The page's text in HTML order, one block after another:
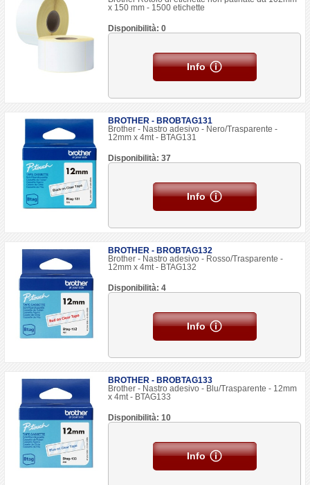
x 150 mm - 1500 etichette
Disponibilità: 0
Info
BROTHER - BROBTAG131
Brother - Nastro adesivo - Nero/Trasparente -
12mm x 4mt - BTAG131
Disponibilità: 37
Info
BROTHER - BROBTAG132
Brother - Nastro adesivo - Rosso/Trasparente -
12mm x 4mt - BTAG132
Disponibilità: 4
Info
BROTHER - BROBTAG133
Brother - Nastro adesivo - Blu/Trasparente - 12mm
x 4mt - BTAG133
Disponibilità: 10
Info